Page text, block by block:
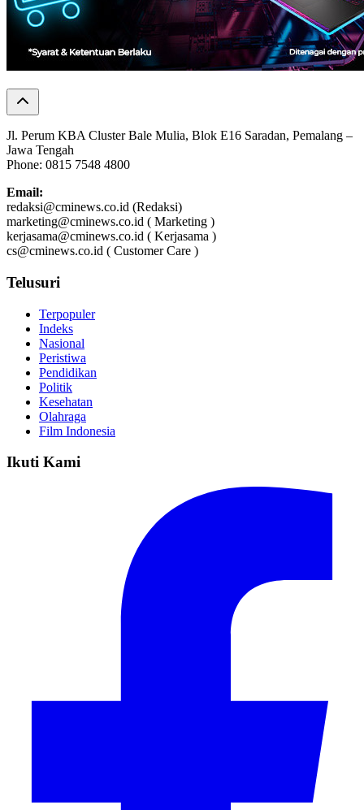
Jl. Perum KBA Cluster Bale Mulia, Blok E16 Saradan, Pemalang –
Jawa Tengah
Phone: 0815 7548 4800
Email:
redaksi@cminews.co.id (Redaksi)
marketing@cminews.co.id ( Marketing )
kerjasama@cminews.co.id ( Kerjasama )
cs@cminews.co.id ( Customer Care )
Telusuri
Terpopuler
Indeks
Nasional
Peristiwa
Pendidikan
Politik
Kesehatan
Olahraga
Film Indonesia
Ikuti Kami